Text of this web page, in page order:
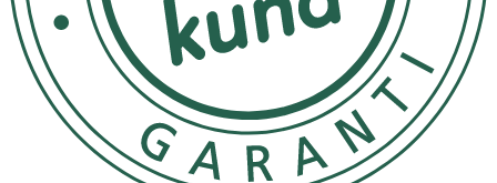
- Skyddseffekten kan påverkas av uttänjning, väta eller
slitage
- Placera aldrig ditt barns vagn i solen och lämna aldrig
barn oövervakat i vagnen.
- Solexponering ger skador på huden.